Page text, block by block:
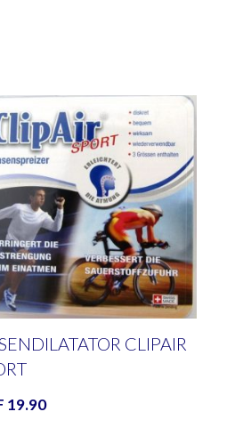
CLIPAIR
19.90